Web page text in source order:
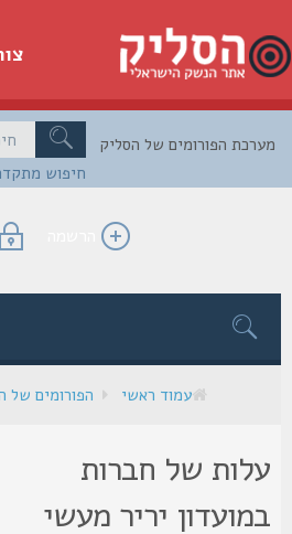
צור
חיפוש מתקדם
הפורומים של הסליק
הרשמה
עמוד ראשי הפורומים של הסליק
של חברות
יריר מעשי